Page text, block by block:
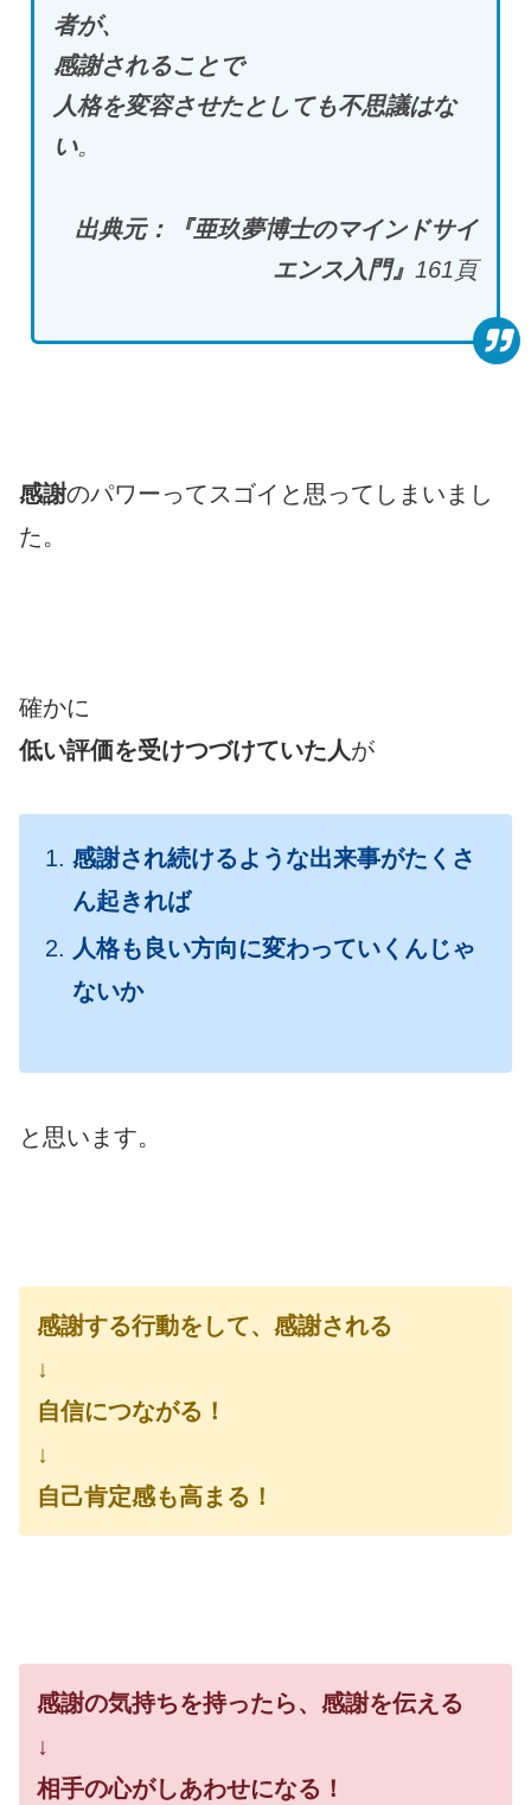
者が、
感謝されることで
人格を変容させたとしても不思議はな
い。
出典元：『亜玖夢博士のマインドサイ
エンス入門』 161 頁
感謝のパワーってスゴイと思ってしまいまし
た。
確かに
低い評価を受けつづけていた人が
感謝され続けるような出来事がたくさ
ん起きれば
人格も良い方向に変わっていくんじゃ
ないか
と思います。
感謝する行動をして、感謝される
↓
自信につながる！
↓
自己肯定感も高まる！
感謝の気持ちを持ったら、感謝を伝える
↓
相手の心がしあわせになる！